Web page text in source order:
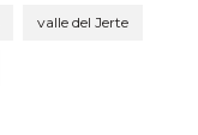
valle del Jerte